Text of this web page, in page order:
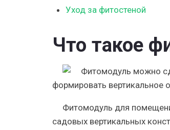
Уход за фитостеной
Что такое
формировать вертикальное
Фитомодуль для
садовых вертикальных